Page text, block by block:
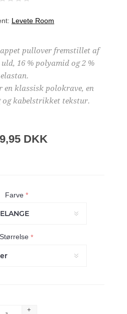
Levete Room
pullover fremstillet af
16 % polyamid og 2 %
elastan.
en klassisk polokrave, en
kabelstrikket tekstur.
DKK
Farve *
Størrelse*
+